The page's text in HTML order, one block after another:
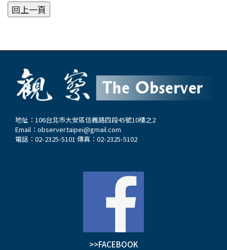
地址：106台北市大安區信義路四段45號10樓之2
Email： observer.taipei@gmail.com
電話：02-2325-5101 傳真：02-2325-5102
>>FACEBOOK